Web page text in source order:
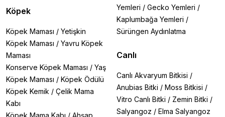
Köpek
Köpek Maması / Yetişkin
Köpek Maması / Yavru Köpek
Maması
Konserve Köpek Maması / Yaş
Köpek Maması / Köpek Ödülü
Köpek Kemik / Çelik Mama
Kabı
Köpek Mama Kabı / Ahşap
Yemleri / Gecko Yemleri /
Kaplumbağa Yemleri /
Sürüngen Aydınlatma
Canlı
Canlı Akvaryum Bitkisi /
Anubias Bitki / Moss Bitkisi /
Vitro Canlı Bitki / Zemin Bitki /
Salyangoz / Elma Salyangoz